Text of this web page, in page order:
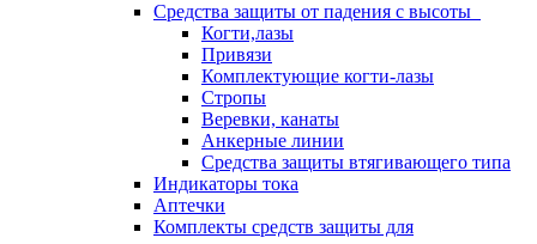
Средства защиты от падения с высоты
Когти,лазы
Привязи
Комплектующие когти-лазы
Стропы
Веревки, канаты
Анкерные линии
Средства защиты втягивающего типа
Индикаторы тока
Аптечки
Комплекты средств защиты для